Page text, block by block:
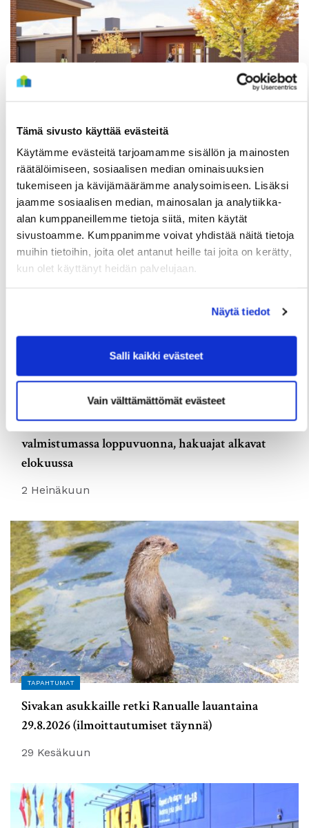
Tämä sivusto käyttää evästeitä
Käytämme evästeitä tarjoamamme sisällön ja mainosten
räätälöimiseen, sosiaalisen median ominaisuuksien
tukemiseen ja kävijämäärämme analysoimiseen. Lisäksi
jaamme sosiaalisen median, mainosalan ja analytiikka-
alan kumppaneillemme tietoja siitä, miten käytät
sivustoamme. Kumppanimme voivat yhdistää näitä tietoja
muihin tietoihin, joita olet antanut heille tai joita on kerätty,
kun olet käyttänyt heidän palvelujaan.
Näytä tiedot
Salli kaikki evästeet
Vain välttämättömät evästeet
Kuivasjärvelle valmistumassa uusia
rivitaloasuntoja – Haku on nyt käynnissä
3 Elokuun
Useita uudis- ja peruskorjauskohteita
valmistumassa loppuvuonna, hakuajat alkavat
elokuussa
2 Heinäkuun
TAPAHTUMAT
Sivakan asukkaille retki Ranualle lauantaina
29.8.2026 (ilmoittautumiset täynnä)
29 Kesäkuun